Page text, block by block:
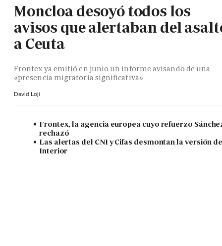
Moncloa desoyó todos los
avisos que alertaban del
a Ceuta
Frontex ya emitió en junio un informe avisando de una
«presencia migratoria significativa»
David Loji
Frontex, la agencia europea cuyo refuerzo
rechazó
Las alertas del CNI y Cifas desmontan la versión
Interior